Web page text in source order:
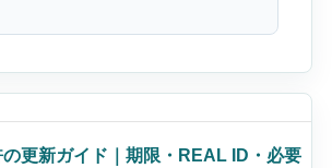
更新ガイド｜期限・REAL ID・必要